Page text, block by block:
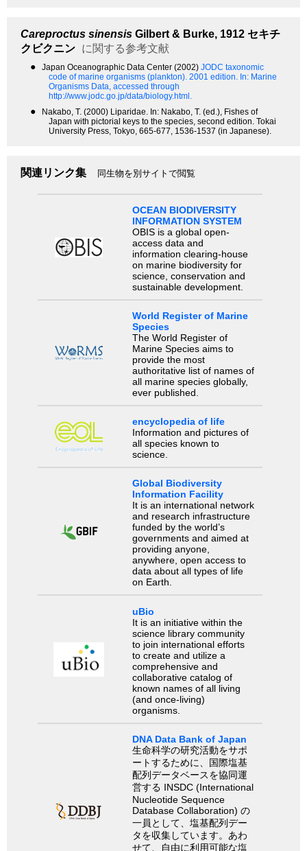
Careproctus sinensis Gilbert & Burke, 1912 セキチ
クビクニン に関する参考文献
● Japan Oceanographic Data Center (2002) JODC taxonomic
code of marine organisms (plankton). 2001 edition. In: Marine
Organisms Data, accessed through
http://www.jodc.go.jp/data/biology.html.
●
Nakabo, T. (2000) Liparidae. In: Nakabo, T. (ed.), Fishes of
Japan with pictorial keys to the species, second edition. Tokai
University Press, Tokyo, 665-677, 1536-1537 (in Japanese).
関連リンク集 同生物を別サイトで閲覧
OCEAN BIODIVERSITY
INFORMATION SYSTEM
OBIS is a global open-
access data and
information clearing-house
on marine biodiversity for
science, conservation and
sustainable development.
World Register of Marine
Species
The World Register of
Marine Species aims to
provide the most
authoritative list of names of
all marine species globally,
ever published.
encyclopedia of life
Information and pictures of
all species known to
science.
Global Biodiversity
Information Facility
It is an international network
and research infrastructure
funded by the world’s
governments and aimed at
providing anyone,
anywhere, open access to
data about all types of life
on Earth.
uBio
It is an initiative within the
science library community
to join international efforts
to create and utilize a
comprehensive and
collaborative catalog of
known names of all living
(and once-living)
organisms.
DNA Data Bank of Japan
生命科学の研究活動をサポ
ートするために、国際塩基
配列データベースを協同運
営する INSDC (International
Nucleotide Sequence
Database Collaboration) の
一員として、塩基配列デー
タを収集しています。あわ
せて、自由に利用可能な塩